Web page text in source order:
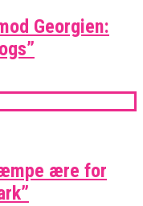
Georgien:
ære for